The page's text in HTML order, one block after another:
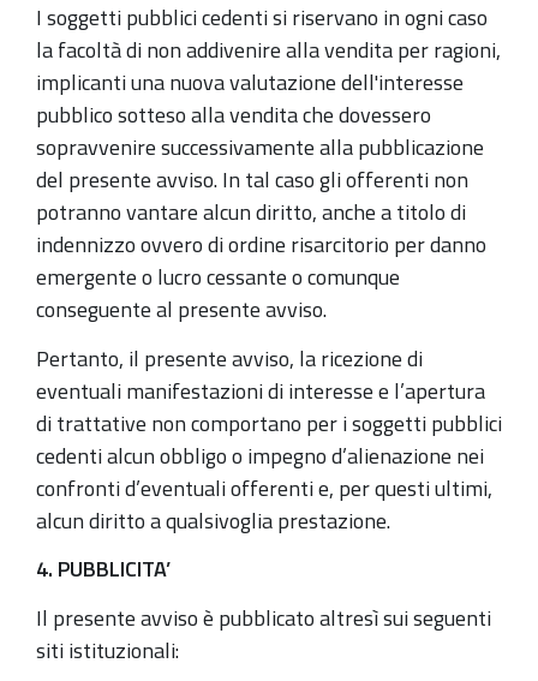
I soggetti pubblici cedenti si riservano in ogni caso
la facoltà di non addivenire alla vendita per ragioni,
implicanti una nuova valutazione dell'interesse
pubblico sotteso alla vendita che dovessero
sopravvenire successivamente alla pubblicazione
del presente avviso. In tal caso gli offerenti non
potranno vantare alcun diritto, anche a titolo di
indennizzo ovvero di ordine risarcitorio per danno
emergente o lucro cessante o comunque
conseguente al presente avviso.
Pertanto, il presente avviso, la ricezione di
eventuali manifestazioni di interesse e l’apertura
di trattative non comportano per i soggetti pubblici
cedenti alcun obbligo o impegno d’alienazione nei
confronti d’eventuali offerenti e, per questi ultimi,
alcun diritto a qualsivoglia prestazione.
4. PUBBLICITA’
Il presente avviso è pubblicato altresì sui seguenti
siti istituzionali: